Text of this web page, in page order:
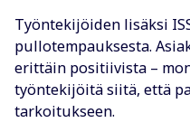
Työntekijöiden lisäksi
pullotempauksesta.
erittäin positiivista –
työntekijöitä siitä, että
tarkoitukseen.